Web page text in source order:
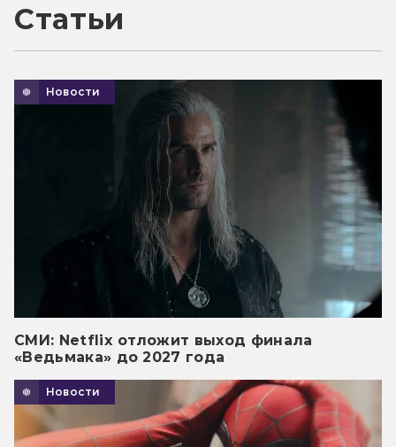
Статьи
Новости
СМИ: Netflix отложит выход финала
«Ведьмака» до 2027 года
Новости